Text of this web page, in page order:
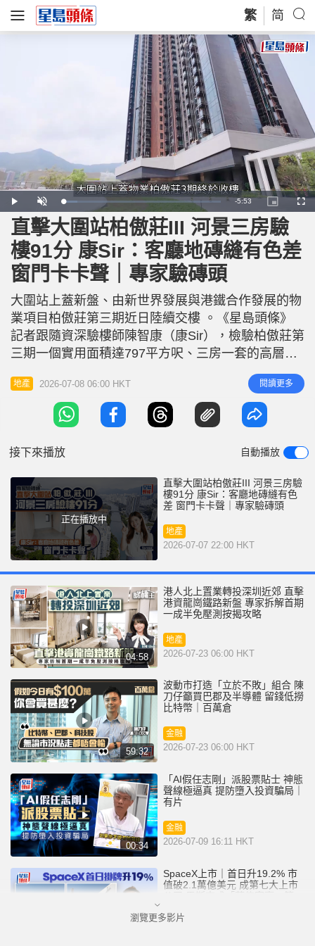
繁 简
P
l
a
y
U
n
m
u
t
L
o
a
d
e
d
:
8
R
e
m
n
i
n
-5:53
P
i
c
t
u
e
-
i
c
t
u
r
e
F
u
直擊大圍站柏傲莊III 河景三房驗
樓91分 康Sir：客廳地磚縫有色差
窗門卡卡聲｜專家驗磚頭
大圍站上蓋新盤、由新世界發展與港鐵合作發展的物
業項目柏傲莊第三期近日陸續交樓 。《星島頭條》
記者跟隨資深驗樓師陳智康（康Sir），檢驗柏傲莊第
三期一個實用面積達797平方呎、三房一套的高層單
位 。康Sir仔細檢查後指出，第三期的交樓標準與早
前的第一、二期在用料上有所不同，並指出部分的
「執漏」位如地磚掃口色差、露台門設計有機會夾
手，以及部分門窗有開關響問題等，業主收樓時需特
地產 2026-07-08 06:00 HKT 閱讀更多
接下來播放 自動播放
正在播放中
直擊大圍站柏傲莊III 河景三房驗
樓91分 康Sir：客廳地磚縫有色
差 窗門卡卡聲｜專家驗磚頭
地產
2026-07-07 22:00 HKT
04:58
港人北上置業轉投深圳近郊 直擊
港資龍崗鐵路新盤 專家拆解首期
一成半免壓測按揭攻略
地產
2026-07-23 06:00 HKT
59:32
波動市打造「立於不敗」組合 陳
刀仔籲買巴郡及半導體 留錢低撈
比特幣｜百萬倉
金融
2026-07-23 06:00 HKT
00:34
「AI假任志剛」派股票貼士 神態
聲線極逼真 提防墮入投資騙局｜
有片
金融
2026-07-09 16:11 HKT
SpaceX上市｜首日升19.2% 市
值破2.1萬億美元 成第七大上市
公司 馬斯克成「萬億富豪」第一
金融
瀏覽更多影片